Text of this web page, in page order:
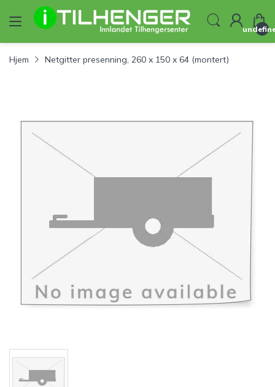
Hjem Netgitter presenning, 260 x 150 x 64 (montert)